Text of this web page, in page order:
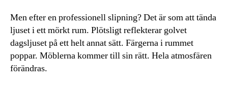
Men efter en professionell slipning? Det är som att tända
ljuset i ett mörkt rum. Plötsligt reflekterar golvet
dagsljuset på ett helt annat sätt. Färgerna i rummet
poppar. Möblerna kommer till sin rätt. Hela atmosfären
förändras.